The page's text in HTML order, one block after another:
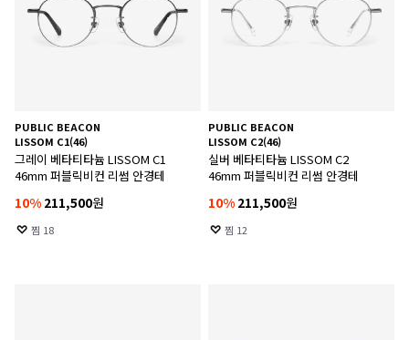
PUBLIC BEACON
LISSOM C1(46)
그레이 베타티타늄 LISSOM C1
46mm 퍼블릭비컨 리썸 안경테
10% 211,500원
찜 18
PUBLIC BEACON
LISSOM C2(46)
실버 베타티타늄 LISSOM C2
46mm 퍼블릭비컨 리썸 안경테
10% 211,500원
찜 12